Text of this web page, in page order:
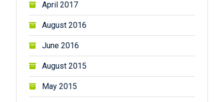
April 2017
August 2016
June 2016
August 2015
May 2015